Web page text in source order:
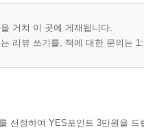
거쳐 이 곳에 게재됩니다.
리뷰 쓰기를, 책에 대한 문의는
선정하여 YES포인트 3만원을 드